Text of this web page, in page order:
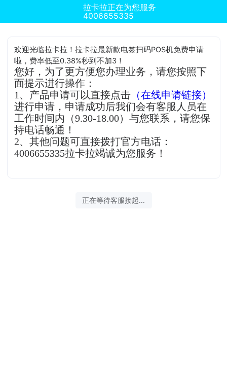
拉卡拉正在为您服务
4006655335
欢迎光临拉卡拉！拉卡拉最新款电签扫码POS机免费申请
啦，费率低至0.38%秒到不加3！
您好，为了更方便您办理业务，请您按照下
面提示进行操作：
1、产品申请可以直接点击 （在线申请链接）
进行申请，申请成功后我们会有客服人员在
工作时间内（9.30-18.00）与您联系，请您保
持电话畅通！
2、其他问题可直接拨打官方电话：
4006655335拉卡拉竭诚为您服务！
正在等待客服接起...